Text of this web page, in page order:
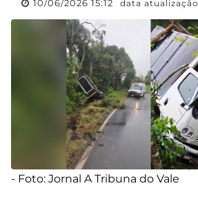
10/06/2026 15:12 data atualização
- Foto: Jornal A Tribuna do Vale